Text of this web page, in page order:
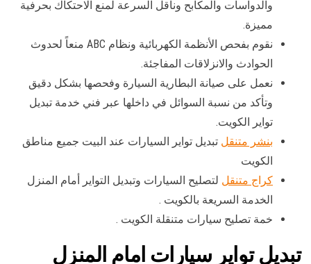
والدواسات والمكابح وناقل السرعة لمنع الاحتكاك بحرفية
مميزة.
نقوم بفحص الأنظمة الكهربائية ونظام ABC منعاً لحدوث
الحوادث والانزلاقات المفاجئة.
نعمل على صيانة البطارية السيارة وفحصها بشكل دقيق
وتأكد من نسبة السوائل في داخلها عبر فني خدمة تبديل
تواير الكويت.
بنشر متنقل تبديل تواير السيارات عند البيت جميع مناطق
الكويت
كراج متنقل لتصليح السيارات وتبديل التواير أمام المنزل
الخدمة السريعة بالكويت .
خمة تصليح سيارات متنقلة الكويت .
تبديل تواير سيارات امام المنزل